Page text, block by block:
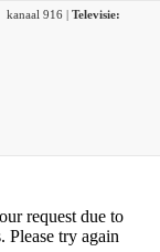
kanaal 916 | Televisie: